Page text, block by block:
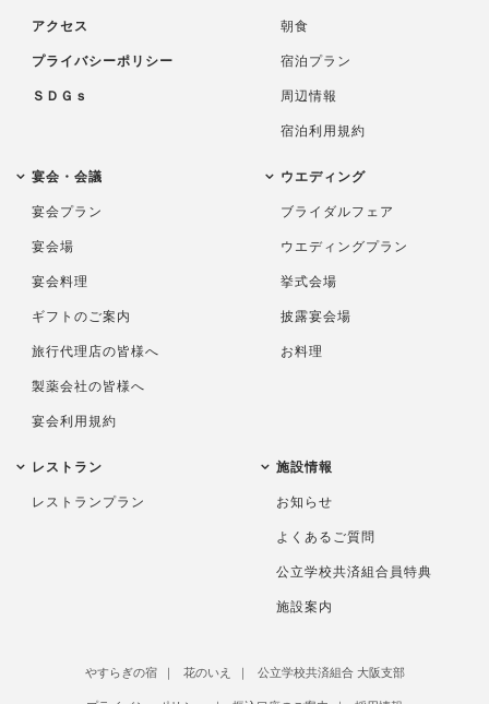
アクセス
プライバシーポリシー
ＳＤＧｓ
朝食
宿泊プラン
周辺情報
宿泊利用規約
宴会・会議
宴会プラン
宴会場
宴会料理
ギフトのご案内
旅行代理店の皆様へ
製薬会社の皆様へ
宴会利用規約
ウエディング
ブライダルフェア
ウエディングプラン
挙式会場
披露宴会場
お料理
レストラン
レストランプラン
施設情報
お知らせ
よくあるご質問
公立学校共済組合員特典
施設案内
やすらぎの宿 花のいえ 公立学校共済組合 大阪支部